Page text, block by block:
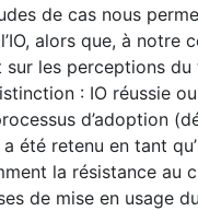
de cas nous
alors que, à notre
sur les perceptions du
: IO réussie
d’adoption
été retenu en tant
la résistance au
de mise en usage